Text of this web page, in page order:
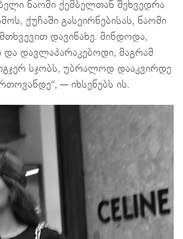
ნაომი ქემბელთან შეხვედრა
ქუჩაში გასეირნებისას, ნაომი
დავინახე. მინდოდა,
და დავლაპარაკებოდი, მაგრამ
სჯობს, უბრალოდ დააკვირდე
— იხსენებს ის.